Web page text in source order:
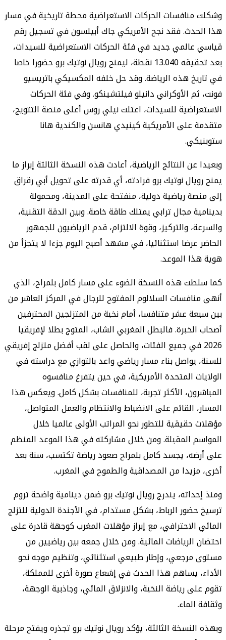
وشكلت منافسات الحركات الاستعراضية محطة تاريخية في مسار
هذا الحدث. فقد نجح الأمريكي جاك أبيلسون في تسجيل رقم
قياسي عالمي جديد في فئة الحركات الاستعراضية للسيدات،
بعد تحقيقه 13.040 نقطة، ليمنح رويال نوتيك برو حضورا خاصا
في تاريخ هذه الرياضة. وقد حل خلفه المكسيكي باتريسيو
فونت، ثم الأوكراني دانيلو فيلتشينكو. وفي فئة الحركات
الاستعراضية للسيدات، اعتلت نيلي روس أعلى منصة التتويج،
متقدمة على الأمريكية كينيدي هانسن والكندية هانا
ستوبنيكي.
وبعيدا عن النتائج الرياضية، أعادت هذه النسخة الثالثة إبراز ما
يمنح رويال نوتيك برو فرادته، أي قدرته على تحويل أبي رقراق
إلى منصة رياضية دولية، منفتحة على المدينة، ومحمولة
بدينامية مجال ترابي يمتلك طاقة خاصة. وبين الدقة التقنية،
والسرعة، والتركيز، وقوة الالتزام، قدم الرياضيون للجمهور
الحاضر عرضا استثنائيا، في مشهد أصبح اليوم جزءا لا يتجزأ من
هوية هذا الموعد.
كما سلطت هذه النسخة الضوء على مسار كامل بلمراح، الذي
أنهى منافسات السلالوم المفتوح للرجال في المركز العاشر من
بين سبعة عشر متنافسا، أمام نخبة من المتزلجين المحترفين
أصحاب الخبرة. فالبطل المغربي الشاب، المتوج بطلا لإفريقيا
2026 في جميع الفئات، والحاصل على لقب أفضل متزلج إفريقي
للسنة، يواصل بناء مسار رياضي واعد بالتوازي مع دراسته في
الولايات المتحدة الأمريكية، في حين يتفرغ منافسوه
المباشرون، الأكثر تجربة، للمنافسات بشكل كامل. ويعكس هذا
المسار، القائم على الانضباط والانتظام والعمل المتواصل،
مؤهلات حقيقية للتطور نحو المراتب الأولى عالميا خلال
المواسم المقبلة. ومن خلال مشاركته في هذا الموعد المنظم
على أرضه، يجسد كامل بلمراح صعود رياضة تكتسب، سنة بعد
أخرى، مزيدا من المصداقية والطموح في المغرب.
ومنذ إحداثه، يندرج رويال نوتيك برو ضمن دينامية واضحة تروم
ترسيخ حضور الرباط، بشكل مستدام، في الأجندة الدولية للتزلج
المائي الاحترافي، مع إبراز مؤهلات المغرب كوجهة قادرة على
احتضان الرياضات المائية. ومن خلال جمعه بين رياضيين من
مستوى مرجعي، وإطار طبيعي استثنائي، وتنظيم موجه نحو
الأداء، يساهم هذا الحدث في إشعاع صورة أخرى للمملكة،
تقوم على رياضة النخبة، والانزلاق المائي، وجاذبية الوجهة،
وثقافة الماء.
وبهذه النسخة الثالثة، يؤكد رويال نوتيك برو تجذره ويفتح مرحلة